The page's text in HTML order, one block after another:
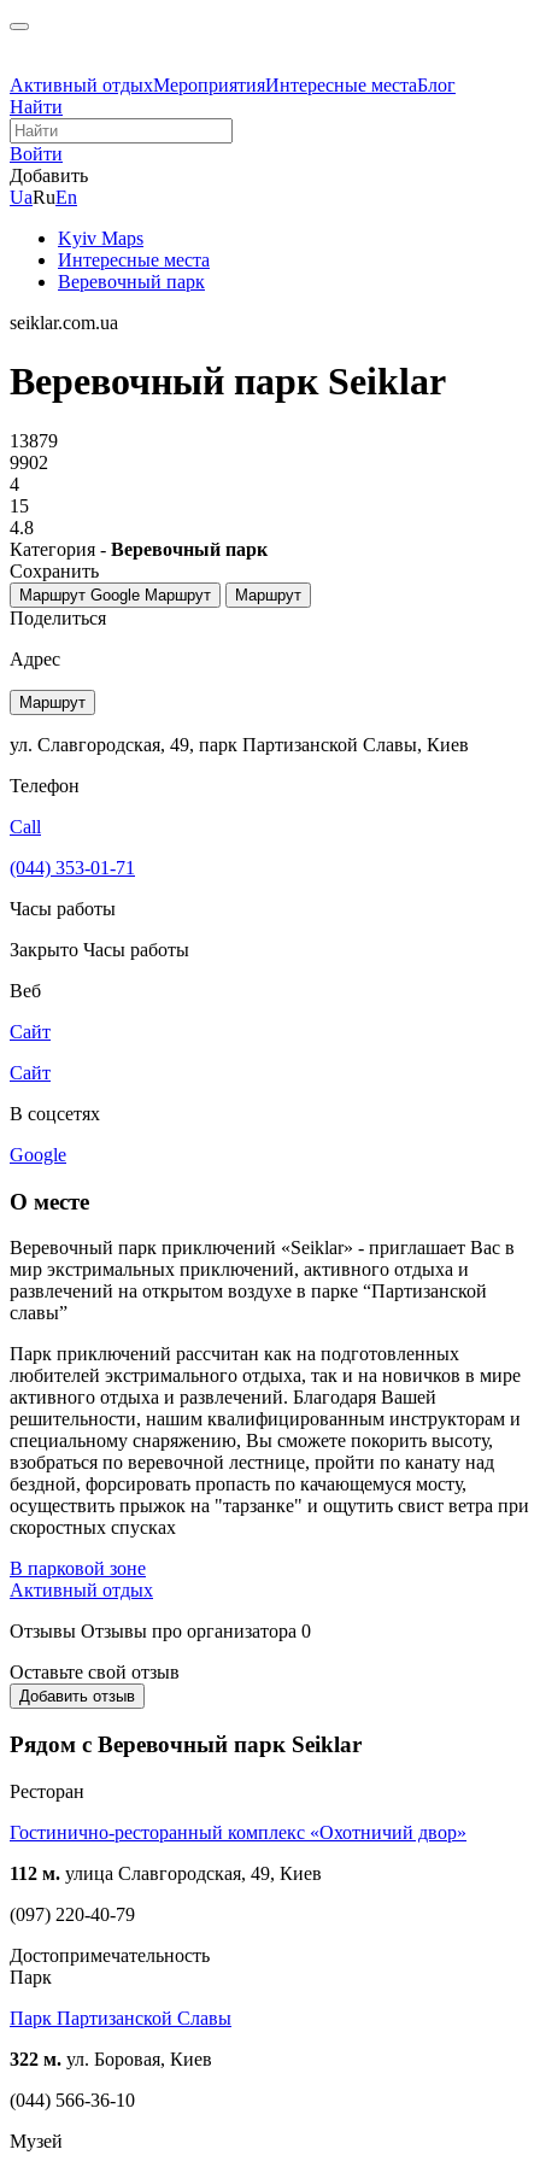
Активный отдыхМероприятияИнтересные местаБлог
Найти
Войти
Добавить
UaRuEn
Kyiv Maps
Интересные места
Веревочный парк
seiklar.com.ua
Веревочный парк Seiklar
13879
9902
4
15
4.8
Категория - Веревочный парк
Сохранить
Маршрут Google Маршрут Маршрут
Поделиться
Адрес
Маршрут
ул. Славгородская, 49, парк Партизанской Славы, Киев
Телефон
Call
(044) 353-01-71
Часы работы
Закрыто Часы работы
Веб
Сайт
Сайт
В соцсетях
Google
О месте
Веревочный парк приключений «Seiklar» - приглашает Вас в
мир экстримальных приключений, активного отдыха и
развлечений на открытом воздухе в парке “Партизанской
славы”
Парк приключений рассчитан как на подготовленных
любителей экстримального отдыха, так и на новичков в мире
активного отдыха и развлечений. Благодаря Вашей
решительности, нашим квалифицированным инструкторам и
специальному снаряжению, Вы сможете покорить высоту,
взобраться по веревочной лестнице, пройти по канату над
бездной, форсировать пропасть по качающемуся мосту,
осуществить прыжок на "тарзанке" и ощутить свист ветра при
скоростных спусках
В парковой зоне
Активный отдых
Отзывы Отзывы про организатора 0
Оставьте свой отзыв
Добавить отзыв
Рядом с Веревочный парк Seiklar
Ресторан
Гостинично-ресторанный комплекс «Охотничий двор»
112 м. улица Славгородская, 49, Киев
(097) 220-40-79
Достопримечательность
Парк
Парк Партизанской Славы
322 м. ул. Боровая, Киев
(044) 566-36-10
Музей